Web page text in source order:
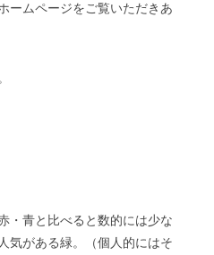
ームページをご覧いただきあ
・青と比べると数的には少な
気がある緑。（個人的にはそ